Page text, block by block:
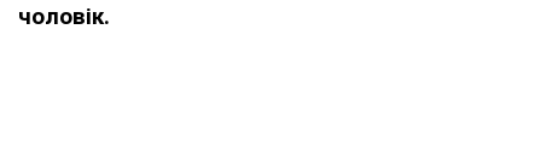
чоловік.